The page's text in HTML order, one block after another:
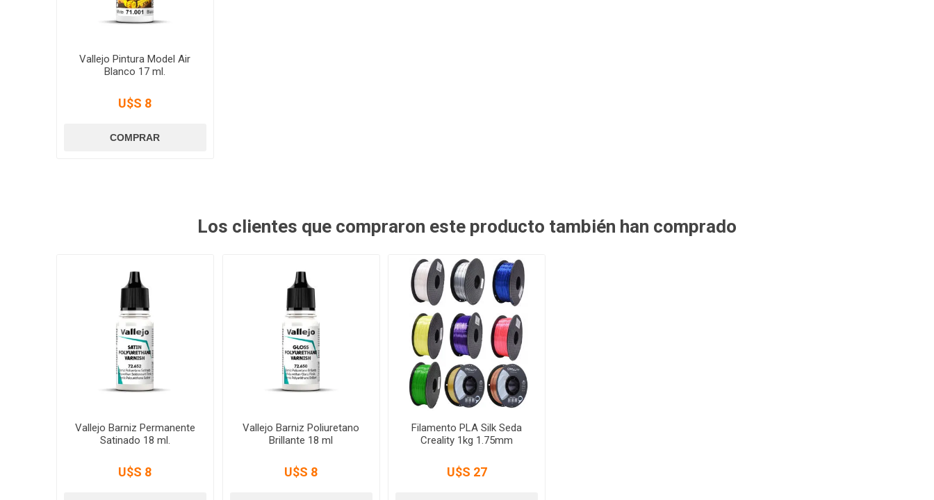
Vallejo Pintura Model Air
Blanco 17 ml.
U$S 8
Los clientes que compraron este producto también han comprado
Vallejo Barniz Permanente
Satinado 18 ml.
U$S 8
Vallejo Barniz Poliuretano
Brillante 18 ml
U$S 8
Filamento PLA Silk Seda
Creality 1kg 1.75mm
U$S 27